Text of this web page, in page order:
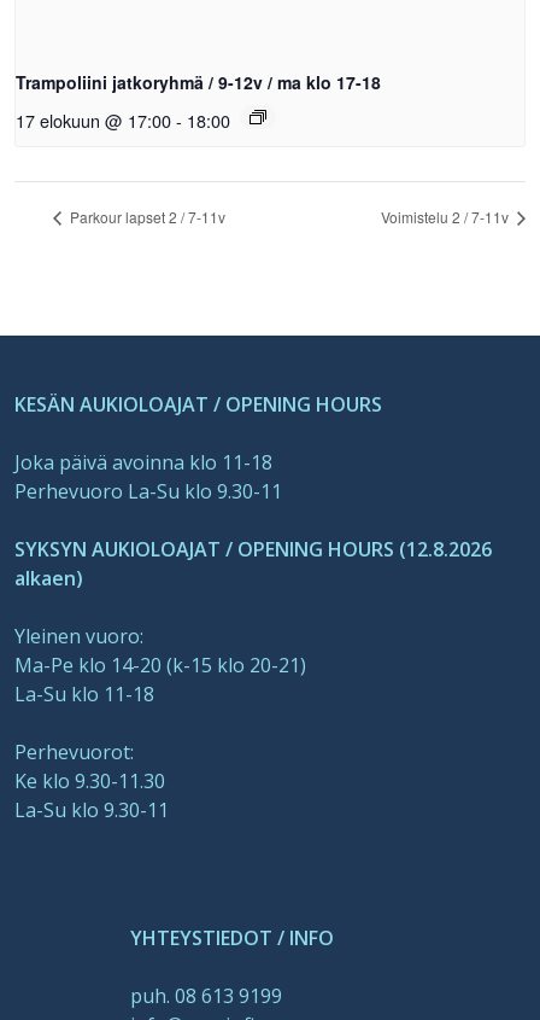
Trampoliini jatkoryhmä / 9-12v / ma klo 17-18
17 elokuun @ 17:00- 18:00
Parkour lapset 2 / 7-11v Voimistelu 2 / 7-11v
KESÄN AUKIOLOAJAT / OPENING HOURS
Joka päivä avoinna klo 11-18
Perhevuoro La-Su klo 9.30-11
SYKSYN AUKIOLOAJAT / OPENING HOURS (12.8.2026
alkaen)
Yleinen vuoro:
Ma-Pe klo 14-20 (k-15 klo 20-21)
La-Su klo 11-18
Perhevuorot:
Ke klo 9.30-11.30
La-Su klo 9.30-11
YHTEYSTIEDOT / INFO
puh. 08 613 9199